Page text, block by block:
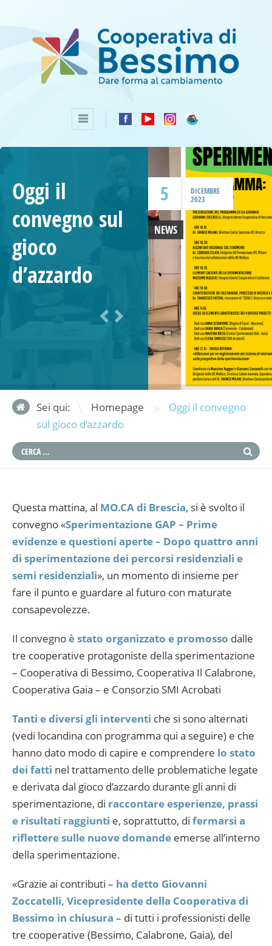
5
DICEMBRE
2023
Oggi il
convegno sul
gioco
d’azzardo
NEWS
Sei qui: Homepage »
Oggi il convegno
sul gioco d’azzardo
Questa mattina, al MO.CA di Brescia, si è svolto il
convegno «Sperimentazione GAP – Prime
evidenze e questioni aperte – Dopo quattro anni
di sperimentazione dei percorsi residenziali e
semi residenziali», un momento di insieme per
fare il punto e guardare al futuro con maturate
consapevolezze.
Il convegnoè stato organizzato e promosso dalle
tre cooperative protagoniste della sperimentazione
– Cooperativa di Bessimo, Cooperativa Il Calabrone,
Cooperativa Gaia – e Consorzio SMI Acrobati
Tanti e diversi gli interventi che si sono alternati
(vedi locandina con programma qui a seguire) e che
hanno dato modo di capire e comprendere lo stato
dei fatti nel trattamento delle problematiche legate
e derivata dal gioco d’azzardo durante gli anni di
sperimentazione, di raccontare esperienze, prassi
e risultati raggiunti e, soprattutto, di fermarsi a
riflettere sulle nuove domande emerse all’interno
della sperimentazione.
«Grazie ai contributi – ha detto Giovanni
Zoccatelli, Vicepresidente della Cooperativa di
Bessimo in chiusura – di tutti i professionisti delle
tre cooperative (Bessimo, Calabrone, Gaia), del